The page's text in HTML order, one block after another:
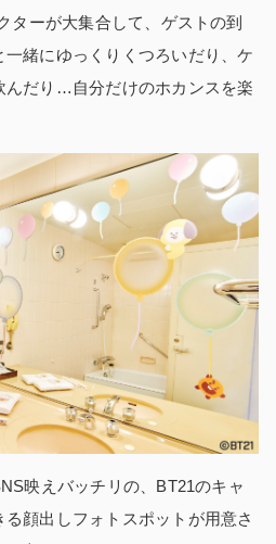
ターが大集合して、ゲストの到
緒にゆっくりくつろいだり、ケ
んだり…自分だけのホカンスを楽
映えバッチリの、BT21のキャ
顔出しフォトスポットが用意さ